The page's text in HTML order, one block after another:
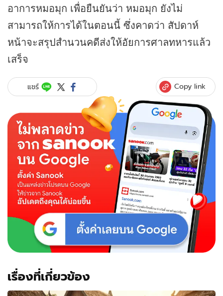
อาการหมอมุก เพื่อยืนยันว่า หมอมุก ยังไม่
สามารถให้การได้ในตอนนี้ ซึ่งคาดว่า สัปดาห์
หน้าจะสรุปสำนวนคดีส่งให้อัยการศาลทหารแล้ว
เสร็จ
แชร์ Copy link
เรื่องที่เกี่ยวข้อง